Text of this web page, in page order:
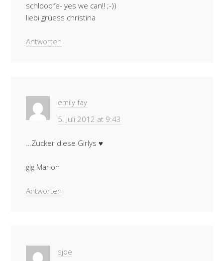
schlooofe- yes we can!! ;-))
liebi grüess christina
Antworten
emily fay
5. Juli 2012 at 9:43
…Zucker diese Girlys ♥
glg Marion
Antworten
sjoe